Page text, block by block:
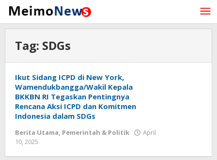
Lewati
konten
Tag: SDGs
Ikut Sidang ICPD di New York,
Wamendukbangga/Wakil Kepala
BKKBN RI Tegaskan Pentingnya
Rencana Aksi ICPD dan Komitmen
Indonesia dalam SDGs
Berita Utama, Pemerintah & Politik
April
10, 2025